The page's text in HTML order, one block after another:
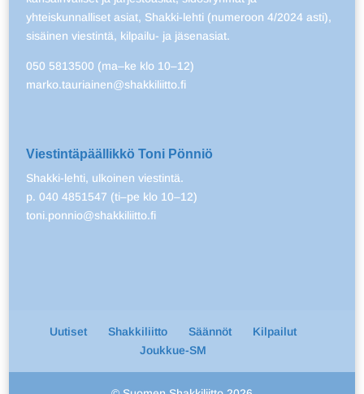
yhteiskunnalliset asiat, Shakki-lehti (numeroon 4/2024 asti),
sisäinen viestintä, kilpailu- ja jäsenasiat.
050 5813500 (ma–ke klo 10–12)
marko.tauriainen@shakkiliitto.fi
Viestintäpäällikkö Toni Pönniö
Shakki-lehti, ulkoinen viestintä.
p. 040 4851547 (ti–pe klo 10–12)
toni.ponnio@shakkiliitto.fi
Uutiset Shakkiliitto Säännöt
Kilpailut
Joukkue-SM